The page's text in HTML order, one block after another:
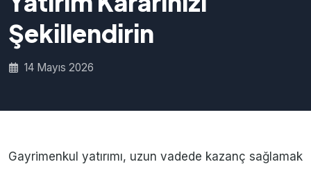
Şekillendirin
14 Mayıs 2026
Gayrimenkul yatırımı, uzun vadede kazanç sağlamak